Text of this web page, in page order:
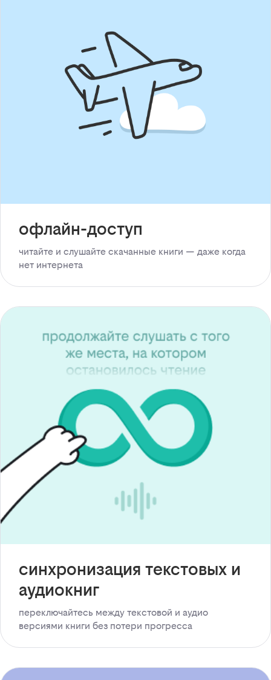
офлайн-доступ
читайте и слушайте скачанные книги — даже когда
нет интернета
синхронизация текстовых и
аудиокниг
переключайтесь между текстовой и аудио
версиями книги без потери прогресса